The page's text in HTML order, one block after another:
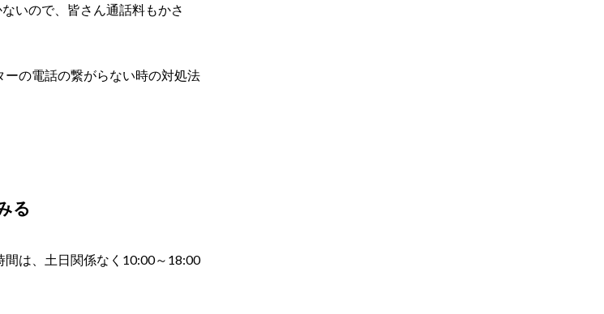
いので、皆さん通話料もかさ
の電話の繋がらない時の対処法
る
間は、土日関係なく10:00～18:00